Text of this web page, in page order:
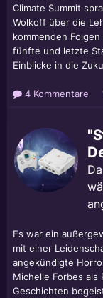
Climate Summit
Wolkoff über die
kommenden
fünfte und letzte
Einblicke in die
4 Kommentare
Es war ein
mit einer
angekündigte
Michelle Forbes als
Geschichten